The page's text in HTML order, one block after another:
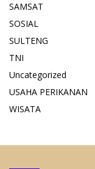
SAMSAT
SOSIAL
SULTENG
TNI
Uncategorized
USAHA PERIKANAN
WISATA